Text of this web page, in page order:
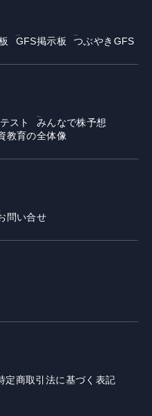
GFS掲示板 つぶやきGFS
スト
みんなで株予想
教育の全体像
問い合せ
定商取引法に基づく表記